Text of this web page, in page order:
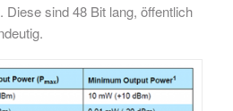
sind 48 Bit lang, öffentlich